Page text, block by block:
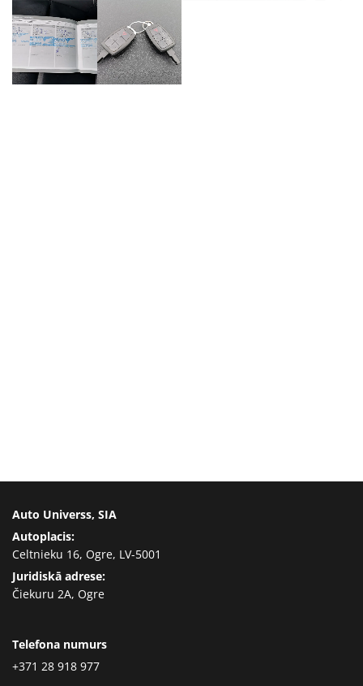
Auto Universs, SIA
Autoplacis:
Celtnieku 16, Ogre, LV-5001
Juridiskā adrese:
Čiekuru 2A, Ogre
Telefona numurs
+371 28 918 977